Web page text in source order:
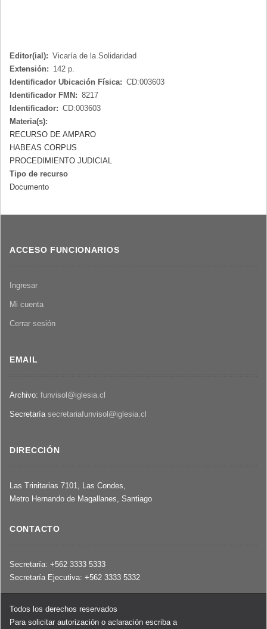
Editor(ial): Vicaría de la Solidaridad
Extensión: 142 p.
Identificador Ubicación Física: CD:003603
Identificador FMN: 8217
Identificador: CD:003603
Materia(s):
RECURSO DE AMPARO
HABEAS CORPUS
PROCEDIMIENTO JUDICIAL
Tipo de recurso
Documento
ACCESO FUNCIONARIOS
Ingresar
Mi cuenta
Cerrar sesión
EMAIL
Archivo: funvisol@iglesia.cl
Secretaría secretariafunvisol@iglesia.cl
DIRECCIÓN
Las Trinitarias 7101, Las Condes,
Metro Hernando de Magallanes, Santiago
CONTACTO
Secretaría: +562 3333 5333
Secretaría Ejecutiva: +562 3333 5332
Todos los derechos reservados
Para solicitar autorización o aclaración escriba a